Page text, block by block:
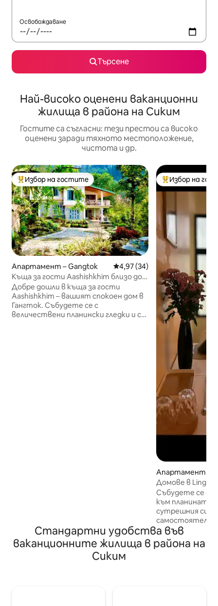
Освобождаване
Търсене
Най-високо оценени ваканционни
жилища в района на Сиким
Гостите са съгласни: тези престои са високо
оценени заради тяхното местоположение,
чистота и др.
Най-популярен избор на гостите
Избор на гостите
Апартамент – Gangtok Средна оценка: 4,97 от 5,
4,97 (34)
Къща за гости Aashishkhim близо до
MG Marg с частна кухня
Добре дошли в къща за гости
Aashishkhim – вашият спокоен дом в
Гангток. Събудете се с
величествени планински гледки и се
Най-популярен
Избор на
Апартамент –
Домове в
Събудете се с
към планината,
сутрешния си
самостоятелен
потопете в
ви заобикаля.
тук за кратка
Стандартни удобства във
ваканционните жилища в района на
Сиким